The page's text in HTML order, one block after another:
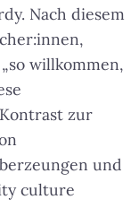
Nach diesem
willkommen,
zur
und
culture